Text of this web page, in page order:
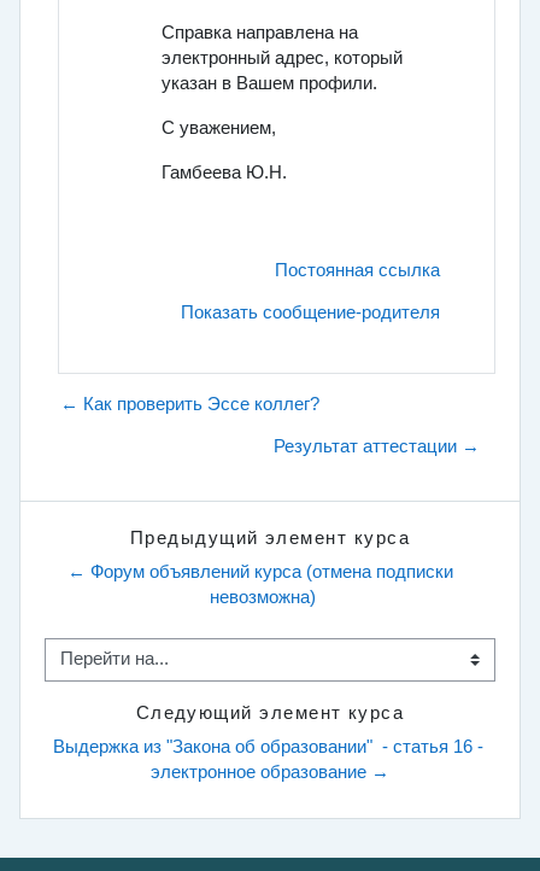
Справка направлена на
электронный адрес, который
указан в Вашем профили.
С уважением,
Гамбеева Ю.Н.
Постоянная ссылка
Показать сообщение-родителя
← Как проверить Эссе коллег?
Результат аттестации →
Предыдущий элемент курса
← Форум объявлений курса (отмена подписки
невозможна)
Перейти на...
Следующий элемент курса
Выдержка из "Закона об образовании"  - статья 16 -
электронное образование →